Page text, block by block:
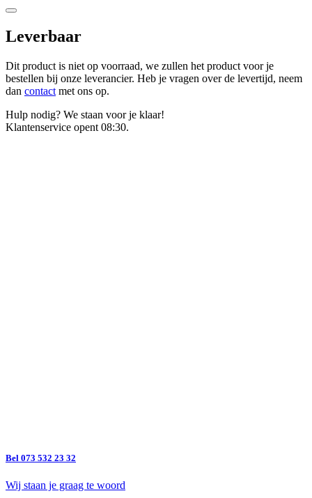
Leverbaar
Dit product is niet op voorraad, we zullen het product voor je
bestellen bij onze leverancier. Heb je vragen over de levertijd, neem
dan contact met ons op.
Hulp nodig? We staan voor je klaar!
Klantenservice opent 08:30.
Bel 073 532 23 32
Wij staan je graag te woord